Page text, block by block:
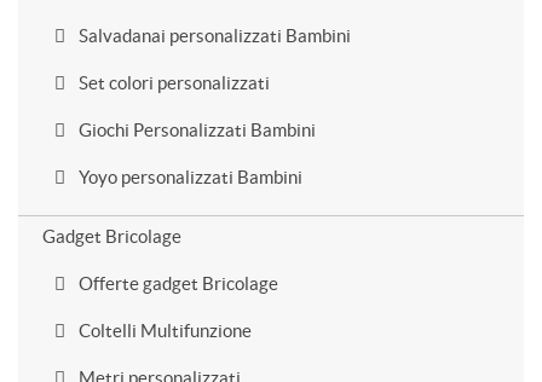
Salvadanai personalizzati Bambini
Set colori personalizzati
Giochi Personalizzati Bambini
Yoyo personalizzati Bambini
Gadget Bricolage
Offerte gadget Bricolage
Coltelli Multifunzione
Metri personalizzati